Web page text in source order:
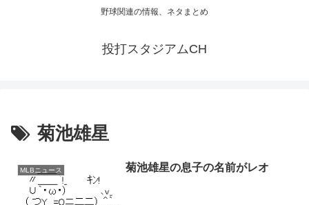
野球関連の情報、ネタまとめ
投打スタジアムCH
菊池雄星
MLBニュース 菊池雄星の息子の名前がレオ